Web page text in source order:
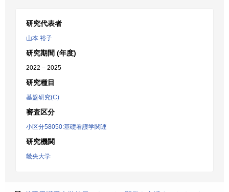
研究代表者
山本 裕子
研究期間 (年度)
2022 – 2025
研究種目
基盤研究(C)
審査区分
小区分58050:基礎看護学関連
研究機関
畿央大学